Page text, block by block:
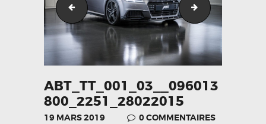
abt_tt_003_01__036484700_2251_28022015
ABT_TT_001_03__096013
800_2251_28022015
19 MARS 2019 0 COMMENTAIRES